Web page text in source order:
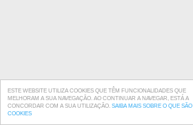
ESTE WEBSITE UTILIZA COOKIES QUE TÊM FUNCIONALIDADES QUE
MELHORAM A SUA NAVEGAÇÃO. AO CONTINUAR A NAVEGAR, ESTÁ A
CONCORDAR COM A SUA UTILIZAÇÃO. SAIBA MAIS SOBRE O QUE SÃO
COOKIES